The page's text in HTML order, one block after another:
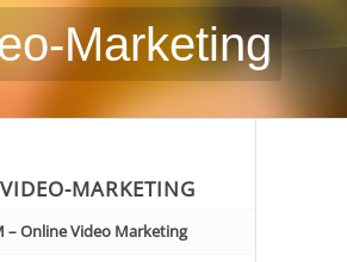
Marketing
VIDEO-MARKETING
– Online Video Marketing